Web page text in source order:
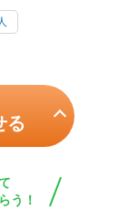
る
う！